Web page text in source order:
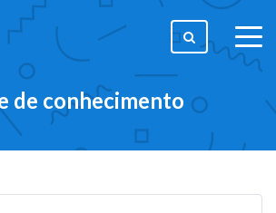
de conhecimento